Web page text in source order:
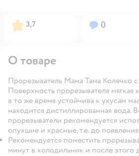
Рейтинг:
3,7 Вопросов:
0
О товаре
Прорезыватель Мама Тама Колечко
Поверхность прорезывателя мягкая
в то же время устойчива к укусам
находится дистиллированная вода.
прорезыватели рекомендуется
опухшие и красные, т.е. до
Рекомендуется поместить
минут в холодильник и после этого